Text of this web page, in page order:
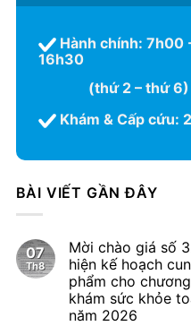
Hành chính: 7h00
16h30
(thứ 2 – thứ 6)
Khám & Cấp cứu:
BÀI VIẾT GẦN ĐÂY
07
Th8
Mời chào giá số
hiện kế hoạch
phẩm cho
khám sức khỏe
năm 2026